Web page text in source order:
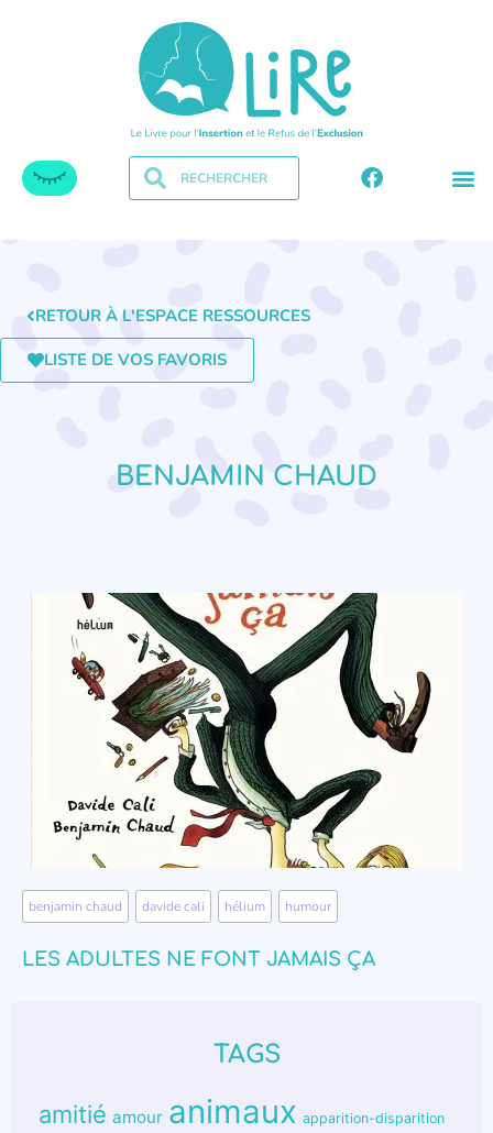
RETOUR À L'ESPACE RESSOURCES
LISTE DE VOS FAVORIS
BENJAMIN CHAUD
benjamin chaud davide cali hélium humour
LES ADULTES NE FONT JAMAIS ÇA
TAGS
amitié amour animaux apparition-disparition